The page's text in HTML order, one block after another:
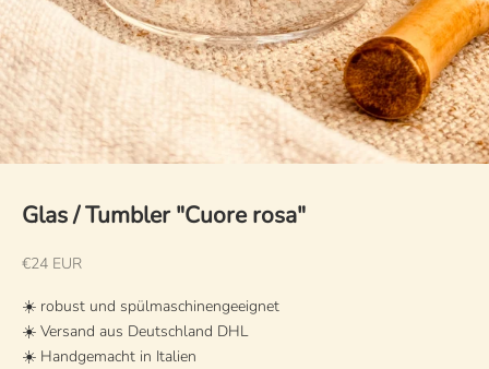
Glas / Tumbler "Cuore rosa"
Angebot
€24 EUR
☀️ robust und spülmaschinengeeignet
☀️ Versand aus Deutschland DHL
☀️ Handgemacht in Italien